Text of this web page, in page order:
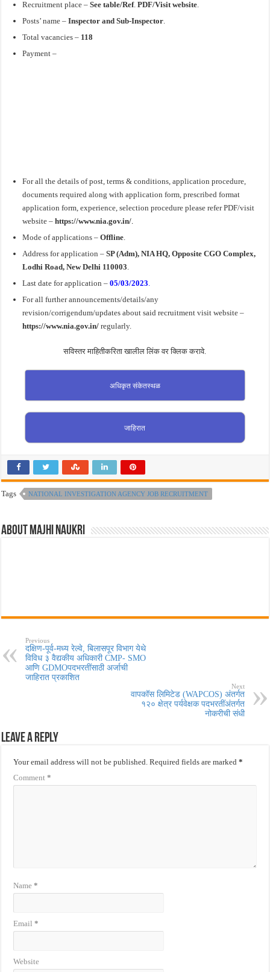
Recruitment place –See table/Ref. PDF/Visit website
Posts’ name –Inspector and Sub-Inspector
Total vacancies – 118
Payment –
For all the details of post, terms & conditions, application procedure,
documents required along with application form, prescribed format
application form, experience, selection procedure please refer PDF/visit
website –https://www.nia.gov.in/
Mode of applications – Offline
Address for application –SP (Adm), NIA HQ, Opposite CGO Complex,
Lodhi Road, New Delhi 110003
Last date for application –05/03/2023
For all further announcements/details/any
revision/corrigendum/updates about said recruitment visit website –
https://www.nia.gov.in/ regularly.
सविस्तर माहितीकरिता खालील लिंक वर क्लिक करावे.
अधिकृत संकेतस्थळ
जाहिरात
Tags NATIONAL INVESTIGATION AGENCY JOB RECRUITMENT
About Majhi Naukri
Previous
दक्षिण-पूर्व-मध्य रेल्वे, बिलासपूर विभाग येथे
विविध ३ वैद्यकीय अधिकारी CMP- SMO
आणि GDMOपदभरतींसाठी अर्जाची
जाहिरात प्रकाशित
Next
वापकॉस लिमिटेड (WAPCOS) अंतर्गत
१२० क्षेत्र पर्यवेक्षक पदभरतींअंतर्गत
नोकरीची संधी
Leave a Reply
Your email address will not be published. Required fields are marked*
Comment*
Name*
Email*
Website